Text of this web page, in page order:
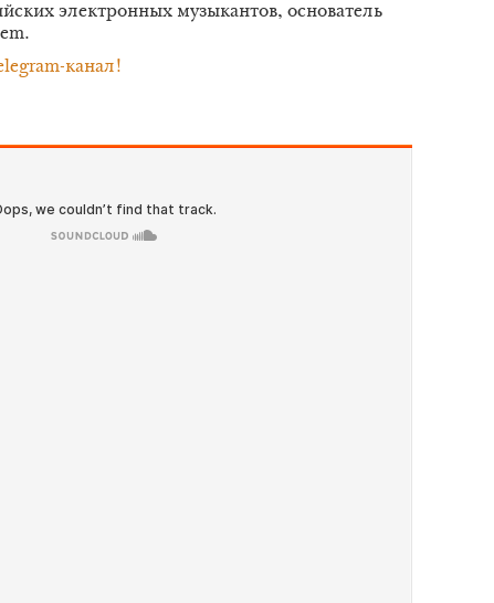
электронных музыкантов, основатель
канал!